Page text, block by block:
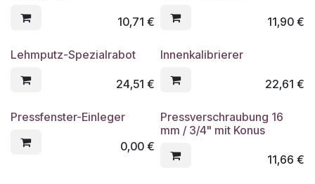
10,71 € 11,90 €
Lehmputz-Spezialrabot
24,51 €
Innenkalibrierer
22,61 €
Pressfenster-Einleger
0,00 €
Pressverschraubung 16
mm / 3/4" mit Konus
11,66 €